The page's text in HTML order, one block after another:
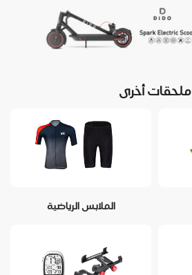
ملحقات أخرى
الملابس الرياضية